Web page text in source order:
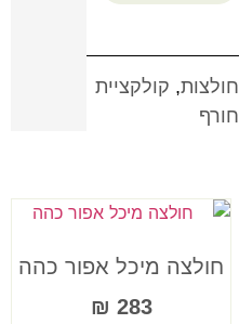
חולצות, קולקציית
חורף
חולצה מיכל אפור כהה
283
₪